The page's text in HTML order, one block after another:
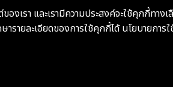
งเรา และเรามีความประสงค์จะใช้คุกกี้ทาง
ารายละเอียดของการใช้คุกกี้ได้นโยบายการ
v1.1.0